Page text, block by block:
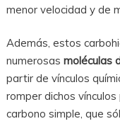
menor velocidad y de
Además, estos
numerosas moléculas
partir de vínculos
romper dichos
carbono simple, que